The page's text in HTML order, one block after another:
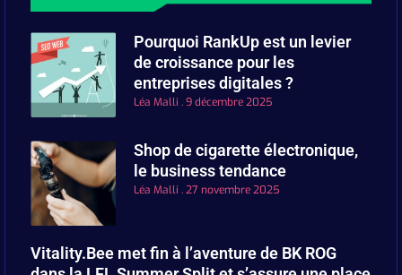
Pourquoi RankUp est un levier
de croissance pour les
entreprises digitales ?
Léa Malli 9 décembre 2025
Shop de cigarette électronique,
le business tendance
Léa Malli 27 novembre 2025
Vitality.Bee met fin à l’aventure de BK ROG